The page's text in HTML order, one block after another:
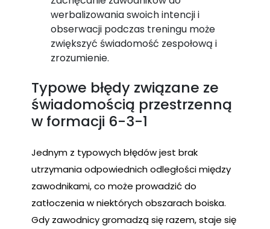
werbalizowania swoich intencji i
obserwacji podczas treningu może
zwiększyć świadomość zespołową i
zrozumienie.
Typowe błędy związane ze
świadomością przestrzenną
w formacji 6-3-1
Jednym z typowych błędów jest brak
utrzymania odpowiednich odległości między
zawodnikami, co może prowadzić do
zatłoczenia w niektórych obszarach boiska.
Gdy zawodnicy gromadzą się razem, staje się